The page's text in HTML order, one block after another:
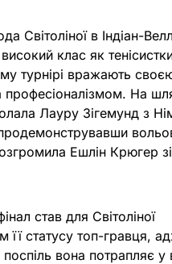
Світоліної в Індіан-
клас як
турнірі вражають
професіоналізмом. На
Лауру Зігемунд з
Ешлін Крюгер
став для Світоліної
її статусу топ-гравця,
вона потрапляє у